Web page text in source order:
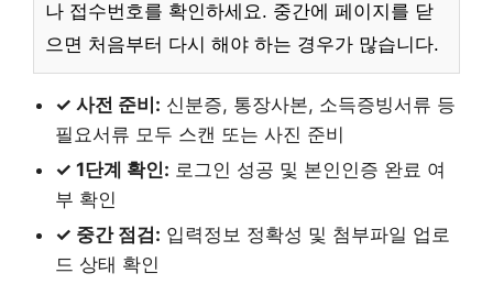
나 접수번호를 확인하세요. 중간에 페이지를 닫
으면 처음부터 다시 해야 하는 경우가 많습니다.
✓ 사전 준비: 신분증, 통장사본, 소득증빙서류 등
필요서류 모두 스캔 또는 사진 준비
✓ 1단계 확인: 로그인 성공 및 본인인증 완료 여
부 확인
✓ 중간 점검: 입력정보 정확성 및 첨부파일 업로
드 상태 확인